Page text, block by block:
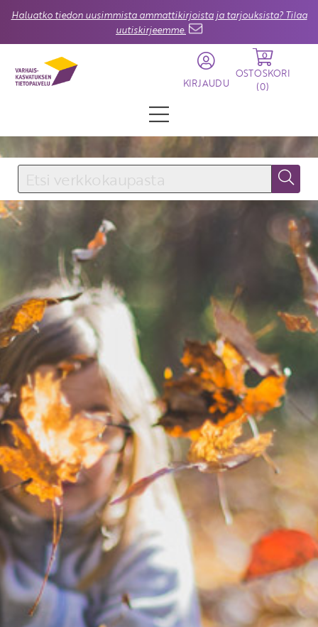
Haluatko tiedon uusimmista ammattikirjoista ja tarjouksista? Tilaa
uutiskirjeemme.
KIRJAUDU
0
OSTOSKORI
(0)
KIRJAUDU SISÄÄN
Käyttäjätunnus
Salasana
Unohtuiko salasana?
KIRJAUDU SISÄÄN
Etkö ole vielä Varhaiskasvatuksen Tietopalvelun
jäsen?
Liity tästä!